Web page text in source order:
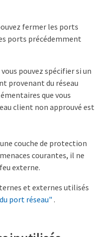
fermer les ports
ports précédemment
pouvez spécifier si un
provenant du réseau
que vous
client non approuvé est
couche de protection
courantes, il ne
externe.
et externes utilisés
port réseau" .